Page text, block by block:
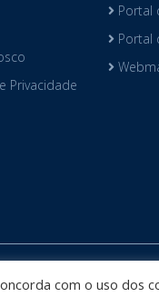
Privacidade
Portal
Portal
por Phidelis
com o uso dos